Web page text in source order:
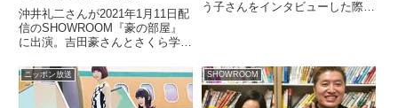
沖井礼二さんが2021年1月11日配
信のSHOWROOM『豪の部屋』
に出演。吉田豪さんとさくら学院
提供について話していました。
う子さんをインタビューした際の
きながら逃しちゃいましたけど
も。今週末に『hon-nin...
ニッポン放送 SHOWROOM